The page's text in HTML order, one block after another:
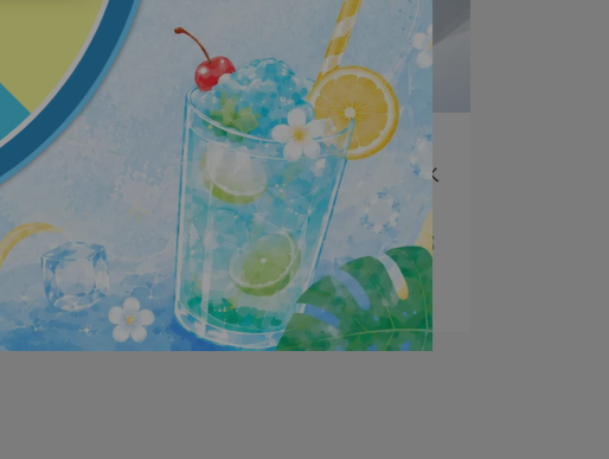
冬天該怎麼保養肌膚呢？鎖水、補水
vigorskincare | 2023-11-16
天氣越來越冷～寒風吹在肌膚上，水分好像都
被帶走了😭 ⋯
閱讀更多 ->